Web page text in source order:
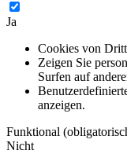
Ja
Cookies von
Zeigen Sie
Surfen auf
anzeigen.
Funktional
Nicht